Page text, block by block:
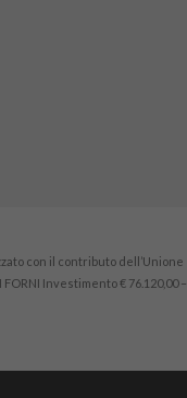
con il contributo dell’Unione
FORNI Investimento € 76.120,00 –